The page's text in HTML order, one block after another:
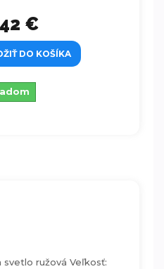
€
DO KOŠÍKA
svetlo ružová Veľkosť: